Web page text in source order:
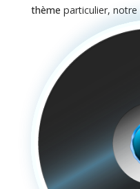
thèmeparticulier, notre